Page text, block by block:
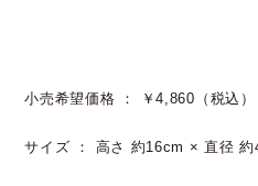
小売希望価格 ： ￥4,860（税込）
サイズ ： 高さ 約16cm × 直径 約